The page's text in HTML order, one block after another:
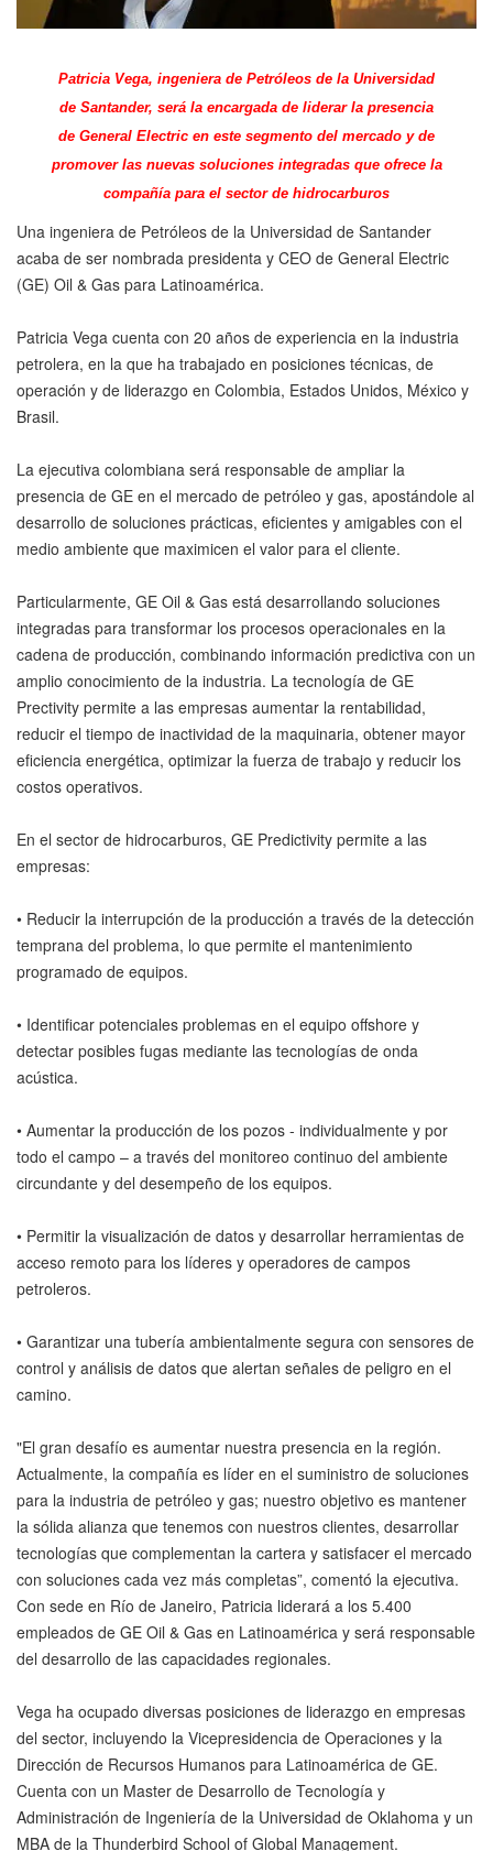
Patricia Vega, ingeniera de Petróleos de la Universidad
de Santander, será la encargada de liderar la presencia
de General Electric en este segmento del mercado y de
promover las nuevas soluciones integradas que ofrece la
compañía para el sector de hidrocarburos
Una ingeniera de Petróleos de la Universidad de Santander
acaba de ser nombrada presidenta y CEO de General Electric
(GE) Oil & Gas para Latinoamérica.
Patricia Vega cuenta con 20 años de experiencia en la industria
petrolera, en la que ha trabajado en posiciones técnicas, de
operación y de liderazgo en Colombia, Estados Unidos, México y
Brasil.
La ejecutiva colombiana será responsable de ampliar la
presencia de GE en el mercado de petróleo y gas, apostándole al
desarrollo de soluciones prácticas, eficientes y amigables con el
medio ambiente que maximicen el valor para el cliente.
Particularmente, GE Oil & Gas está desarrollando soluciones
integradas para transformar los procesos operacionales en la
cadena de producción, combinando información predictiva con un
amplio conocimiento de la industria. La tecnología de GE
Prectivity permite a las empresas aumentar la rentabilidad,
reducir el tiempo de inactividad de la maquinaria, obtener mayor
eficiencia energética, optimizar la fuerza de trabajo y reducir los
costos operativos.
En el sector de hidrocarburos, GE Predictivity permite a las
empresas:
• Reducir la interrupción de la producción a través de la detección
temprana del problema, lo que permite el mantenimiento
programado de equipos.
• Identificar potenciales problemas en el equipo offshore y
detectar posibles fugas mediante las tecnologías de onda
acústica.
• Aumentar la producción de los pozos - individualmente y por
todo el campo – a través del monitoreo continuo del ambiente
circundante y del desempeño de los equipos.
• Permitir la visualización de datos y desarrollar herramientas de
acceso remoto para los líderes y operadores de campos
petroleros.
• Garantizar una tubería ambientalmente segura con sensores de
control y análisis de datos que alertan señales de peligro en el
camino.
"El gran desafío es aumentar nuestra presencia en la región.
Actualmente, la compañía es líder en el suministro de soluciones
para la industria de petróleo y gas; nuestro objetivo es mantener
la sólida alianza que tenemos con nuestros clientes, desarrollar
tecnologías que complementan la cartera y satisfacer el mercado
con soluciones cada vez más completas”, comentó la ejecutiva.
Con sede en Río de Janeiro, Patricia liderará a los 5.400
empleados de GE Oil & Gas en Latinoamérica y será responsable
del desarrollo de las capacidades regionales.
Vega ha ocupado diversas posiciones de liderazgo en empresas
del sector, incluyendo la Vicepresidencia de Operaciones y la
Dirección de Recursos Humanos para Latinoamérica de GE.
Cuenta con un Master de Desarrollo de Tecnología y
Administración de Ingeniería de la Universidad de Oklahoma y un
MBA de la Thunderbird School of Global Management.